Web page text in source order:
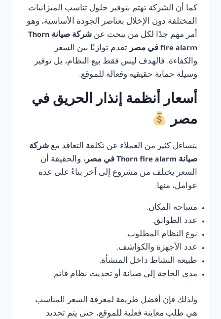
كما أن الشركة تهتم بتوفير حلول تناسب الميزانيات
المختلفة دون الإخلال بعناصر الجودة الأساسية، وهو
أمر مهم جدًا لكل من يبحث عن
شركة صيانة Thorn
fire alarm في مصر
تقدم توازنًا بين السعر
والكفاءة. فالهدف ليس فقط بيع النظام، بل توفير
وسيلة حماية حقيقية وفعالة للموقع.
أسعار أنظمة إنذار الحريق في
مصر
يتساءل كثير من العملاء عن تكلفة التعاقد مع شركة
صيانة Thorn fire alarm في مصر
، والحقيقة أن
السعر يختلف من مشروع إلى آخر بناءً على عدة
عوامل، منها:
مساحة المكان.
عدد الطوابق.
نوع النظام المطلوب.
عدد الأجهزة والكواشف.
طبيعة النشاط داخل المنشأة.
مدى الحاجة إلى صيانة أو تحديث نظام قائم.
ولذلك فإن أفضل طريقة لمعرفة السعر المناسب
هي طلب معاينة فعلية للموقع، حتى يتم تحديد